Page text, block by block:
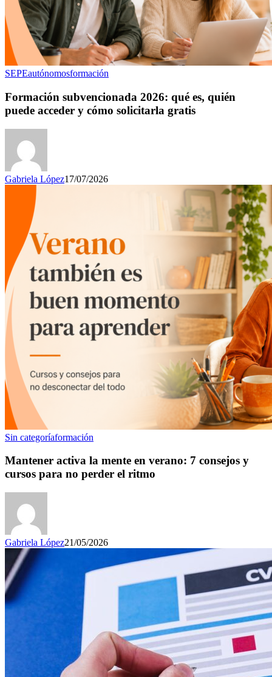
SEPEautónomosformación
Formación subvencionada 2026: qué es, quién
puede acceder y cómo solicitarla gratis
Gabriela López17/07/2026
Sin categoríaformación
Mantener activa la mente en verano: 7 consejos y
cursos para no perder el ritmo
Gabriela López21/05/2026